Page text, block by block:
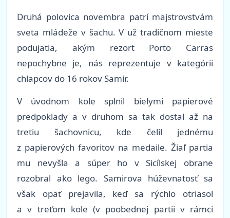
Druhá polovica novembra patrí majstrovstvám
sveta mládeže v šachu. V už tradičnom mieste
podujatia, akým rezort Porto Carras
nepochybne je, nás reprezentuje v kategórii
chlapcov do 16 rokov Samir.
V úvodnom kole splnil bielymi papierové
predpoklady a v druhom sa tak dostal až na
tretiu šachovnicu, kde čelil jednému
z papierových favoritov na medaile. Žiaľ partia
mu nevyšla a súper ho v Sicílskej obrane
rozobral ako lego. Samirova húževnatosť sa
však opäť prejavila, keď sa rýchlo otriasol
a v treťom kole (v poobednej partii v rámci